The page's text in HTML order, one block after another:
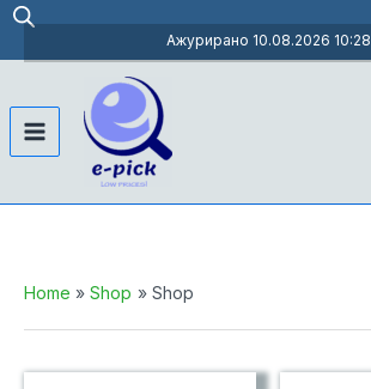
Skip
content
Ажурирано 10.08.2026 10:28
Main
Home Shop Shop